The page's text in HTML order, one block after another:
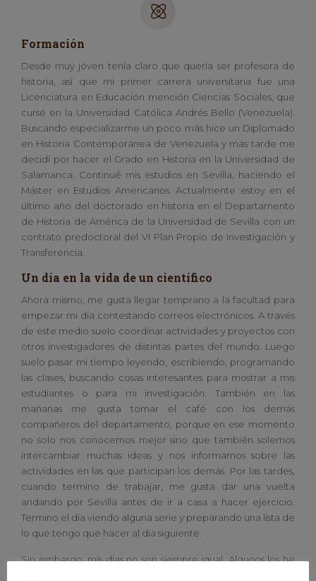
Formación
Desde muy jóven tenía claro que quería ser profesora de
historia, así que mi primer carrera universitaria fue una
Licenciatura en Educación mención Ciencias Sociales, que
cursé en la Universidad Católica Andrés Bello (Venezuela).
Buscando especializarme un poco más hice un Diplomado
en Historia Contemporánea de Venezuela y más tarde me
decidí por hacer el Grado en Historia en la Universidad de
Salamanca. Continué mis estudios en Sevilla, haciendo el
Máster en Estudios Americanos. Actualmente estoy en el
último año del doctorado en historia en el Departamento
de Historia de América de la Universidad de Sevilla con un
contrato predoctoral del VI Plan Propio de Investigación y
Transferencia.
Un día en la vida de un científico
Ahora mismo, me gusta llegar temprano a la facultad para
empezar mi día contestando correos electrónicos. A través
de este medio suelo coordinar actividades y proyectos con
otros investigadores de distintas partes del mundo. Luego
suelo pasar mi tiempo leyendo, escribiendo, programando
las clases, buscando cosas interesantes para mostrar a mis
estudiantes o para mi investigación. También en las
mañanas me gusta tomar el café con los demás
compañeros del departamento, porque en ese momento
no solo nos conocemos mejor sino que también solemos
intercambiar muchas ideas y nos informamos sobre las
actividades en las que participan los demás. Por las tardes,
cuando termino de trabajar, me gusta dar una vuelta
andando por Sevilla antes de ir a casa a hacer ejercicio.
Termino el día viendo alguna serie y preparando una lista de
lo que tengo que hacer al día siguiente.
Sin embargo, mis días no son siempre igual. Algunos los he